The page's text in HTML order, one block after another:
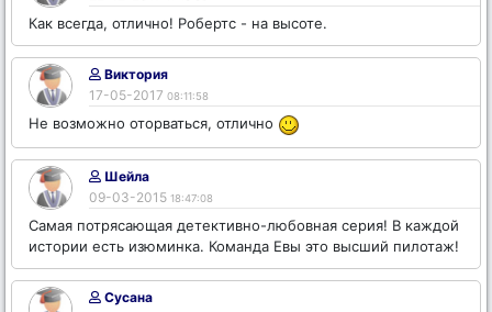
Как всегда, отлично! Робертс - на высоте.
Виктория
17-05-2017 08:11:58
Не возможно оторваться, отлично
Шейла
09-03-2015 18:47:08
Самая потрясающая детективно-любовная серия! В каждой
истории есть изюминка. Команда Евы это высший пилотаж!
Сусана